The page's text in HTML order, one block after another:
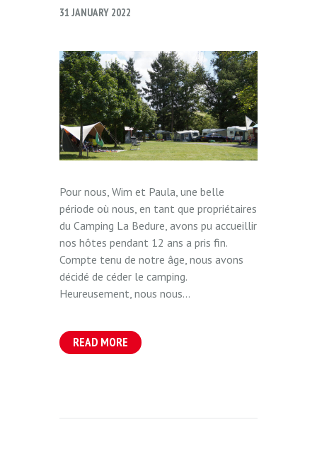
31 JANUARY 2022
Pour nous, Wim et Paula, une belle
période où nous, en tant que propriétaires
du Camping La Bedure, avons pu accueillir
nos hôtes pendant 12 ans a pris fin.
Compte tenu de notre âge, nous avons
décidé de céder le camping.
Heureusement, nous nous...
READ MORE